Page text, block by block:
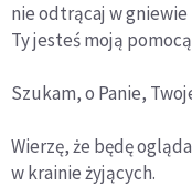
nie odtrącaj w gniewie
Ty jesteś moją
Szukam, o Panie,
Wierzę, że będę
w krainie żyjących.